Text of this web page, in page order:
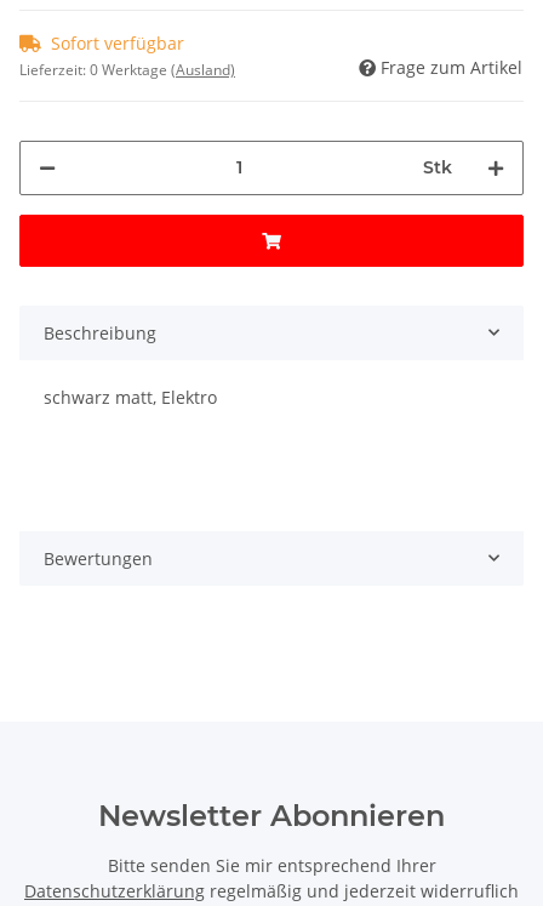
Sofort verfügbar
Lieferzeit:0 Werktage (Ausland) Frage zum Artikel
Stk
Beschreibung
schwarz matt, Elektro
Bewertungen
Newsletter Abonnieren
Bitte senden Sie mir entsprechend Ihrer
Datenschutzerklärung regelmäßig und jederzeit widerruflich